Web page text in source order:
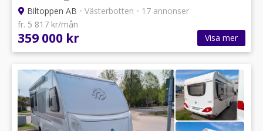
Biltoppen AB • Västerbotten • 17 annonser
fr. 5 817 kr/mån
359 000 kr Visa mer